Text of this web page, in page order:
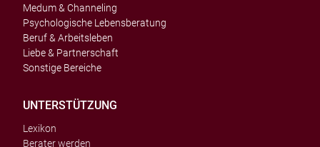
Medum & Channeling
Psychologische Lebensberatung
Beruf & Arbeitsleben
Liebe & Partnerschaft
Sonstige Bereiche
UNTERSTÜTZUNG
Lexikon
Berater werden